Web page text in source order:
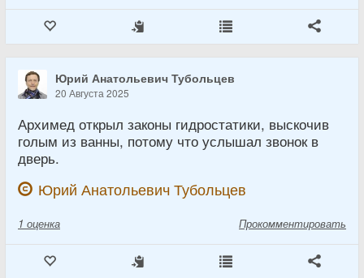
Юрий Анатольевич Тубольцев
20 Августа 2025
Архимед открыл законы гидростатики, выскочив
голым из ванны, потому что услышал звонок в
дверь.
Юрий Анатольевич Тубольцев
1 оценка Прокомментировать